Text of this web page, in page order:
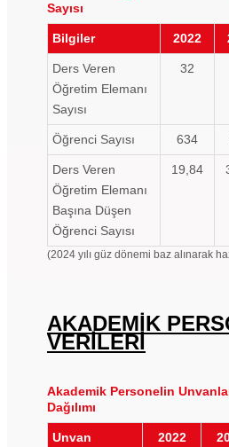
Sayısı
Bilgiler 2022
Ders Veren
Öğretim Elemanı
Sayısı
32
Öğrenci Sayısı 634
Ders Veren
Öğretim Elemanı
Başına Düşen
Öğrenci Sayısı
19,84
(2024 yılı güz dönemi baz alınarak
AKADEMİK
VERİLERİ
Akademik Personelin
Dağılımı
Unvan 2022